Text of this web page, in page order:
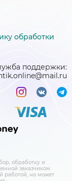
обработки
поддержки:
обработку и
заказчиком.
работой, но может